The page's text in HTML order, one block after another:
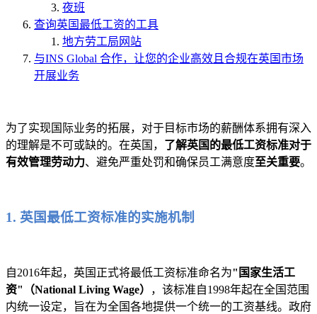
夜班
查询英国最低工资的工具
地方劳工局网站
与INS Global 合作，让您的企业高效且合规在英国市场
开展业务
为了实现国际业务的拓展，对于目标市场的薪酬体系拥有深入
的理解是不可或缺的。在英国， 了解英国的最低工资标准对于
有效管理劳动力、避免严重处罚和确保员工满意度至关重要。
1. 英国最低工资标准的实施机制
自2016年起，英国正式将最低工资标准命名为"国家生活工
资"（National Living Wage）
，该标准自1998年起在全国范围
内统一设定，旨在为全国各地提供一个统一的工资基线。政府